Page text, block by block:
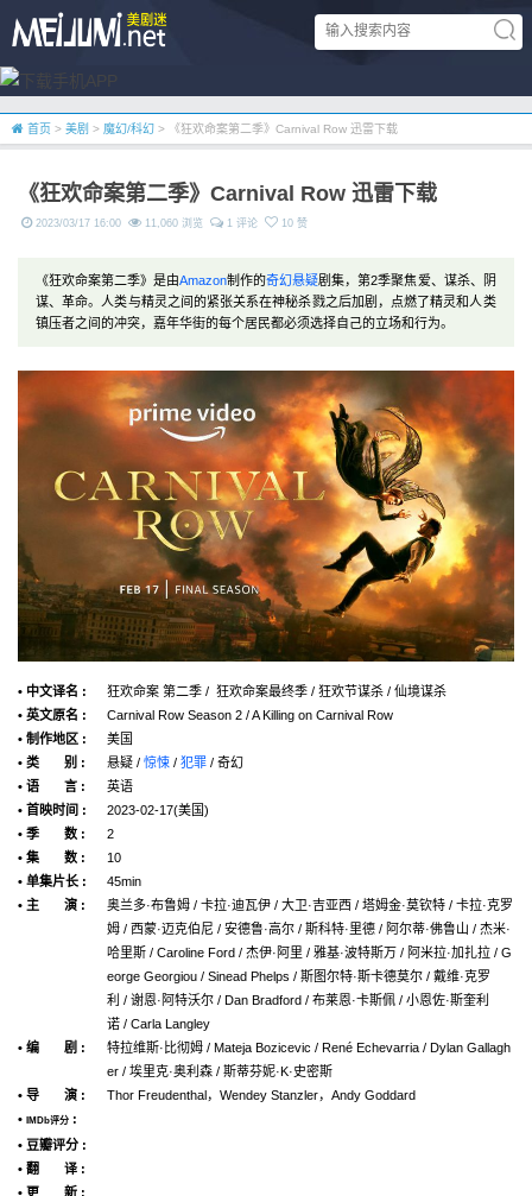
首页 > 美剧 > 魔幻/科幻 > 《狂欢命案第二季》Carnival Row 迅雷下载
《狂欢命案第二季》Carnival Row 迅雷下载
2023/03/17 16:00 11,060 浏览 1 评论 10 赞
《狂欢命案第二季》是由Amazon制作的奇幻悬疑剧集，第2季聚焦爱、谋杀、阴
谋、革命。人类与精灵之间的紧张关系在神秘杀戮之后加剧，点燃了精灵和人类
镇压者之间的冲突，嘉年华街的每个居民都必须选择自己的立场和行为。
• 中文译名 :
狂欢命案 第二季 / 狂欢命案最终季 / 狂欢节谋杀 / 仙境谋杀
• 英文原名 :
Carnival Row Season 2 / A Killing on Carnival Row
• 制作地区 :
美国
• 类 别 :
悬疑 / 惊悚 / 犯罪 / 奇幻
• 语 言 :
英语
• 首映时间 :
2023-02-17(美国)
• 季 数 :
2
• 集 数 :
10
• 单集片长 :
45min
• 主 演 :
奥兰多·布鲁姆 / 卡拉·迪瓦伊 / 大卫·吉亚西 / 塔姆金·莫钦特 / 卡拉·克罗
姆 / 西蒙·迈克伯尼 / 安德鲁·高尔 / 斯科特·里德 / 阿尔蒂·佛鲁山 / 杰米·
哈里斯 / Caroline Ford / 杰伊·阿里 / 雅基·波特斯万 / 阿米拉·加扎拉 / G
eorge Georgiou / Sinead Phelps / 斯图尔特·斯卡德莫尔 / 戴维·克罗
利 / 谢恩·阿特沃尔 / Dan Bradford / 布莱恩·卡斯佩 / 小恩佐·斯奎利
诺 / Carla Langley
• 编 剧 :
特拉维斯·比彻姆 / Mateja Bozicevic / René Echevarria / Dylan Gallagh
er / 埃里克·奥利森 / 斯蒂芬妮·K·史密斯
• 导 演 :
Thor Freudenthal，Wendey Stanzler，Andy Goddard
•
IMDb评分 :
• 豆瓣评分 :
• 翻 译 :
• 更 新 :